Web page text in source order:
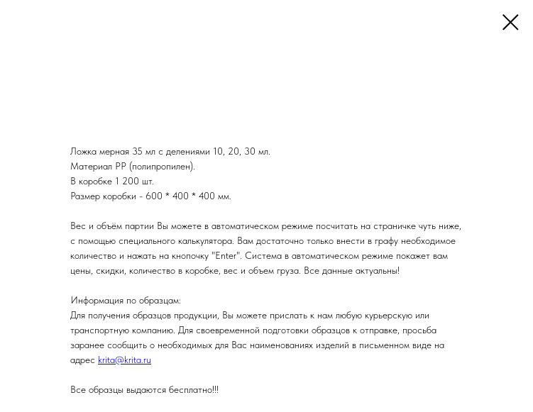
Ложка мерная 35 мл с делениями 10, 20, 30 мл.
Материал PP (полипропилен).
В коробке 1 200 шт.
Размер коробки - 600 * 400 * 400 мм.
Вес и объём партии Вы можете в автоматическом режиме посчитать на страничке чуть ниже,
с помощью специального калькулятора. Вам достаточно только внести в графу необходимое
количество и нажать на кнопочку "Enter". Система в автоматическом режиме покажет вам
цены, скидки, количество в коробке, вес и объем груза. Все данные актуальны!
Информация по образцам:
Для получения образцов продукции, Вы можете прислать к нам любую курьерскую или
транспортную компанию. Для своевременной подготовки образцов к отправке, просьба
заранее сообщить о необходимых для Вас наименованиях изделий в письменном виде на
адрес krita@krita.ru
Все образцы выдаются бесплатно!!!